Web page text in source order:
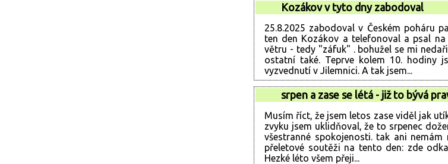
Kozákov v tyto dny zabodoval
25.8.2025 zabodoval v Českém poháru
ten den Kozákov a telefonoval a psal
větru - tedy "záfuk" . bohužel se mi
ostatní také. Teprve kolem 10. hodiny
vyzvednutí v Jilemnici. A tak jsem...
srpen a zase se létá - již to bývá
Musím říct, že jsem letos zase viděl jak
zvyku jsem uklidňoval, že to srpenec
všestranné spokojenosti. tak ani
přeletové soutěži na tento den: zde
Hezké léto všem přeji...